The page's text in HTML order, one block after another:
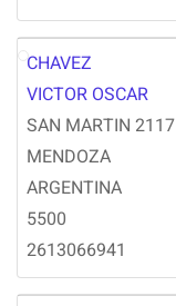
VC
CHAVEZ
VICTOR OSCAR
SAN MARTIN 2117
MENDOZA
ARGENTINA
5500
2613066941